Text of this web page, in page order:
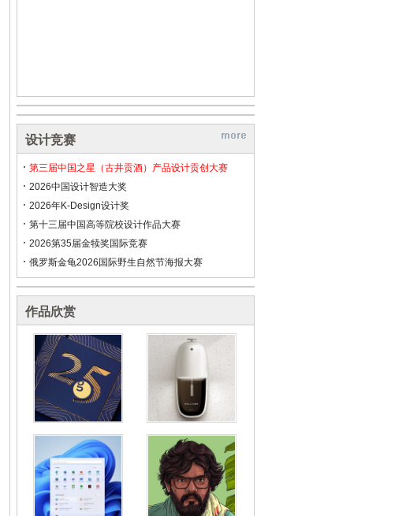
设计竞赛
第三届中国之星（古井贡酒）产品设计贡创大赛
2026中国设计智造大奖
2026年K-Design设计奖
第十三届中国高等院校设计作品大赛
2026第35届金犊奖国际竞赛
俄罗斯金龟2026国际野生自然节海报大赛
作品欣赏